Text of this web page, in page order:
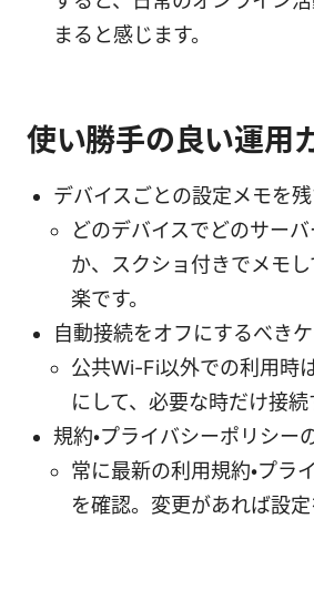
まると感じます。
使い勝手の良い運用
デバイスごとの設定メモを
どのデバイスでどのサー
か、スクショ付きでメモ
楽です。
自動接続をオフにするべき
公共Wi-Fi以外での利用時
にして、必要な時だけ接続
規約・プライバシーポリシー
常に最新の利用規約・プラ
を確認。変更があれば設定